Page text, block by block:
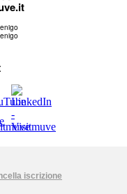
iscrizione